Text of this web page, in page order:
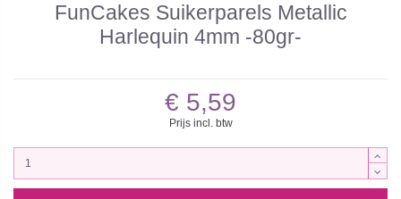
FunCakes Suikerparels Metallic
Harlequin 4mm -80gr-
€ 5,59
Prijs incl. btw